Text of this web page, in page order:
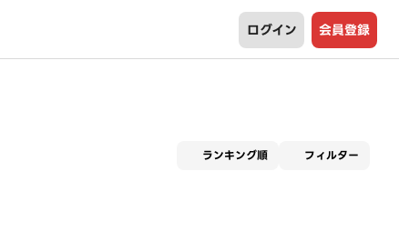
ログイン 会員登録
ランキング順 フィルター